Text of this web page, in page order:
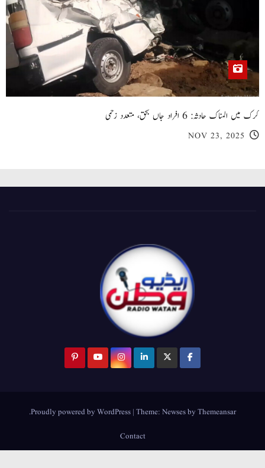
کرک میں المناک حادثہ: 6 افراد جاں بحق، متعدد زخمی
NOV 23, 2025
Proudly powered by WordPress |Theme:NewsesbyThemeansar
.
Contact